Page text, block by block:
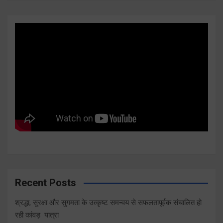
Recent Posts
श्रद्धा, सुरक्षा और सुगमता के उत्कृष्ट समन्वय से सफलतापूर्वक संचालित हो
रही कांवड़ यात्रा